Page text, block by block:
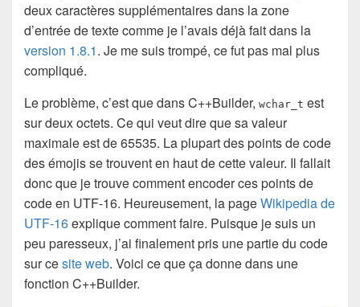
deux caractères supplémentaires dans la zone
d’entrée de texte comme je l’avais déjà fait dans la
version 1.8.1. Je me suis trompé, ce fut pas mal plus
compliqué.
Le problème, c’est que dans C++Builder, wchar_t est
sur deux octets. Ce qui veut dire que sa valeur
maximale est de 65535. La plupart des points de code
des émojis se trouvent en haut de cette valeur. Il fallait
donc que je trouve comment encoder ces points de
code en UTF-16. Heureusement, la pageWikipedia de
UTF-16explique comment faire. Puisque je suis un
peu paresseux, j’ai finalement pris une partie du code
sur cesite web. Voici ce que ça donne dans une
fonction C++Builder.